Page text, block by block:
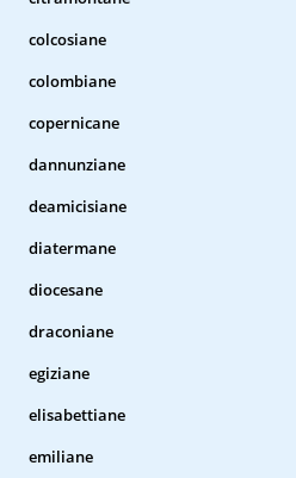
colcosiane
colombiane
copernicane
dannunziane
deamicisiane
diatermane
diocesane
draconiane
egiziane
elisabettiane
emiliane